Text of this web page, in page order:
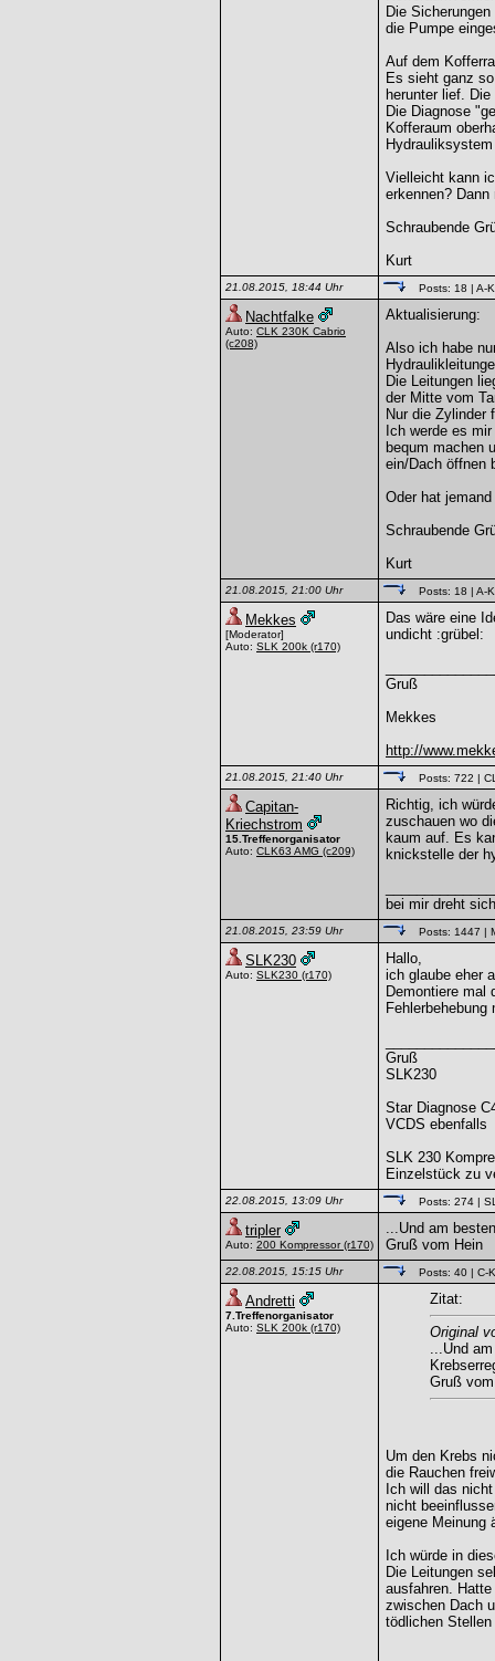
Die
die Pumpe
Auf dem
Es sieht ganz
herunter lief.
Die Diagnose
Kofferaum
Vielleicht kann
erkennen?
Schraubende
Kurt
21.08.2015, 18:44 Uhr Posts: 18 | A-
Nachtfalke
Auto: CLK 230K Cabrio
(c208)
Aktualisierung:
Also ich habe
Die Leitungen
der Mitte vom
Nur die Zylinder
Ich werde es
bequm machen
ein/Dach öffnen
Oder hat
Schraubende
Kurt
21.08.2015, 21:00 Uhr Posts: 18 | A-
Mekkes
[Moderator]
Auto: SLK 200k (r170)
Das wäre eine
undicht :grübel:
Gruß
Mekkes
http://
21.08.2015, 21:40 Uhr Posts: 722 |
Capitan-
Kriechstrom
15.Treffenorganisator
Auto: CLK63 AMG (c209)
Richtig, ich
zuschauen wo
kaum auf. Es
knickstelle der
bei mir dreht
21.08.2015, 23:59 Uhr Posts: 1447 |
SLK230
Auto: SLK230 (r170)
Hallo,
ich glaube eher
Demontiere mal
Gruß
SLK230
Star Diagnose
VCDS ebenfalls
SLK 230
Einzelstück zu
22.08.2015, 13:09 Uhr Posts: 274 |
tripler
Auto: 200 Kompressor(r170)
...Und am
Gruß vom Hein
22.08.2015, 15:15 Uhr Posts: 40 | C-
Andretti
7.Treffenorganisator
Auto: SLK 200k (r170)
Zitat:
Original
...Und
Gruß
Um den Krebs
die Rauchen
Ich will das
nicht
eigene Meinung
Ich würde in
Die Leitungen
ausfahren.
zwischen Dach
tödlichen